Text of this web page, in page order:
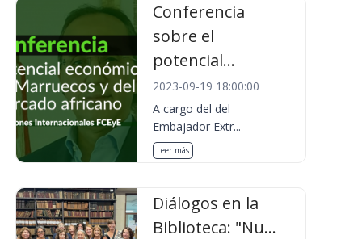
Conferencia
sobre el
potencial...
2023-09-19 18:00:00
A cargo del del
Embajador Extr...
Leer más
Diálogos en la
Biblioteca: "Nu...